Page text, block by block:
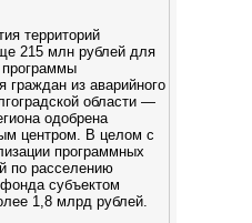
территорий
215 млн рублей для
программы
граждан из аварийного
области —
одобрена
центром. В целом с
программных
по расселению
субъектом
1,8 млрд рублей.